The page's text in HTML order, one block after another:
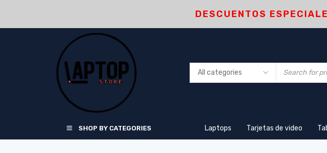
DESCUENTOS
SHOP BY CATEGORIES Laptops Tarjetas de video